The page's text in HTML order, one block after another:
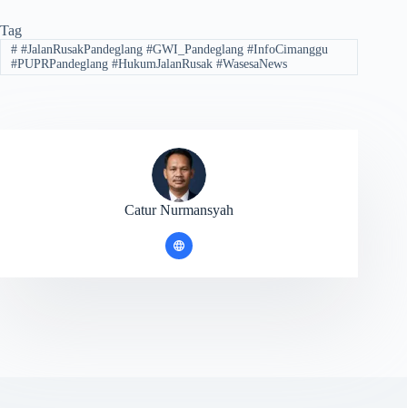
Tag
##JalanRusakPandeglang #GWI_Pandeglang #InfoCimanggu
#PUPRPandeglang #HukumJalanRusak #WasesaNews
Catur Nurmansyah